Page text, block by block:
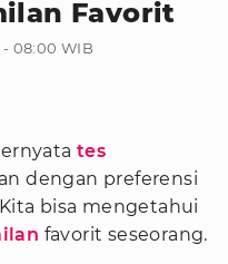
Favorit
- 08:00 WIB
tes
dengan preferensi
bisa mengetahui
favorit seseorang.